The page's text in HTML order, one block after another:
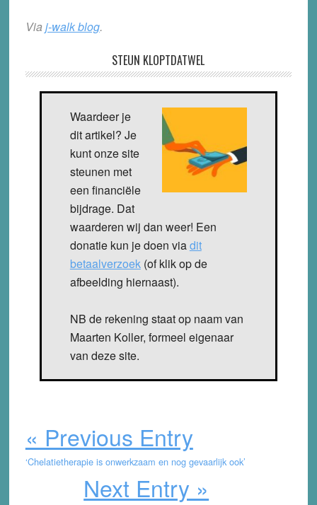
Via j-walk blog.
STEUN KLOPTDATWEL
Waardeer je
dit artikel? Je
kunt onze site
steunen met
een financiële
bijdrage. Dat
waarderen wij dan weer! Een
donatie kun je doen viadit
betaalverzoek(of klik op de
afbeelding hiernaast).
NB de rekening staat op naam van
Maarten Koller, formeel eigenaar
van deze site.
« Previous Entry
‘Chelatietherapie is onwerkzaam en nog gevaarlijk ook’
Next Entry »